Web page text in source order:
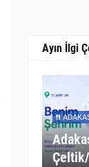
Ayın İlgi